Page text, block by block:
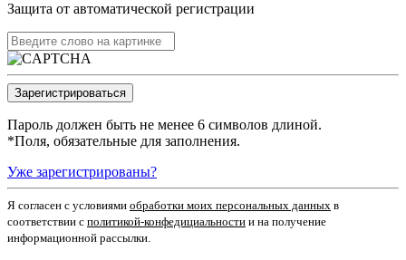
Защита от автоматической регистрации
Пароль должен быть не менее 6 символов длиной.
*Поля, обязательные для заполнения.
Уже зарегистрированы?
Я согласен c условиями обработки моих персональных данных в
соответствии с политикой-конфедициальности и на получение
информационной рассылки.